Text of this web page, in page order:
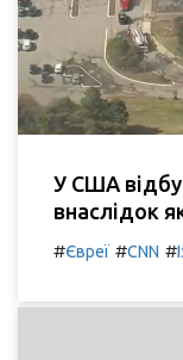
У США
внаслідок
#Євреї #CNN #